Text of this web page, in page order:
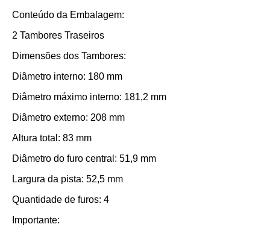
Conteúdo da Embalagem:
2 Tambores Traseiros
Dimensões dos Tambores:
Diâmetro interno: 180 mm
Diâmetro máximo interno: 181,2 mm
Diâmetro externo: 208 mm
Altura total: 83 mm
Diâmetro do furo central: 51,9 mm
Largura da pista: 52,5 mm
Quantidade de furos: 4
Importante: